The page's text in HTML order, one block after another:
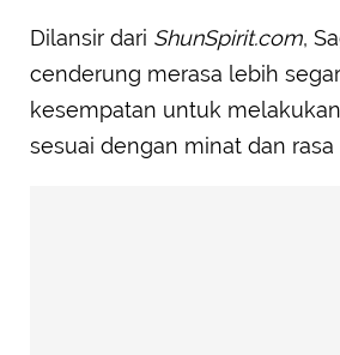
Dilansir dari ShunSpirit.com,
cenderung merasa lebih
kesempatan untuk
sesuai dengan minat dan